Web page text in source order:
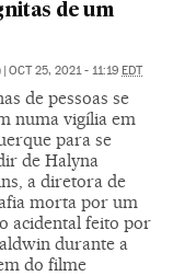
de um
| OCT 25, 2021 - 11:19 EDT
de pessoas se
numa vigília em
para se
de Halyna
a diretora de
morta por um
acidental feito por
durante a
do filme